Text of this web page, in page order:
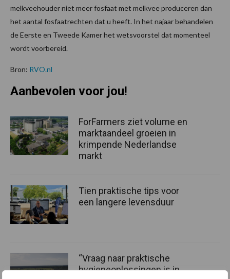
melkveehouder niet meer fosfaat met melkvee produceren dan
het aantal fosfaatrechten dat u heeft. In het najaar behandelen
de Eerste en Tweede Kamer het wetsvoorstel dat momenteel
wordt voorbereid.
Bron: RVO.nl
Aanbevolen voor jou!
ForFarmers ziet volume en
marktaandeel groeien in
krimpende Nederlandse
markt
Tien praktische tips voor
een langere levensduur
“Vraag naar praktische
hygieneoplossingen is in